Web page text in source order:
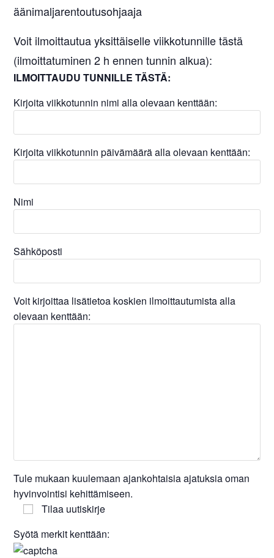
äänimaljarentoutusohjaaja
Voit ilmoittautua yksittäiselle viikkotunnille tästä
(ilmoittatuminen 2 h ennen tunnin alkua):
ILMOITTAUDU TUNNILLE TÄSTÄ:
Kirjoita viikkotunnin nimi alla olevaan kenttään:
Kirjoita viikkotunnin päivämäärä alla olevaan kenttään:
Nimi
Sähköposti
Voit kirjoittaa lisätietoa koskien ilmoittautumista alla
olevaan kenttään:
Tule mukaan kuulemaan ajankohtaisia ajatuksia oman
hyvinvointisi kehittämiseen.
Tilaa uutiskirje
Syötä merkit kenttään: